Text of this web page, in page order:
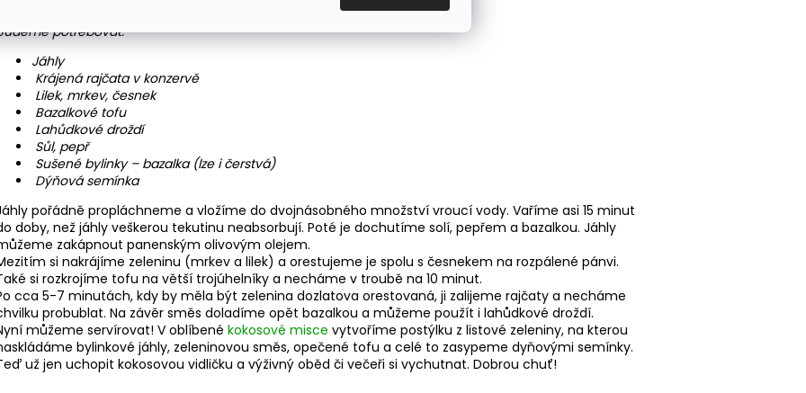
potřebovat:
Jáhly
Krájená rajčata v konzervě
Lilek, mrkev, česnek
Bazalkové tofu
Lahůdkové droždí
Sůl, pepř
Sušené bylinky – bazalka (lze i čerstvá)
Dýňová semínka
pořádně propláchneme a vložíme do dvojnásobného množství vroucí vody. Vaříme asi 15 minut
doby, než jáhly veškerou tekutinu neabsorbují. Poté je dochutíme solí, pepřem a bazalkou. Jáhly
zakápnout panenským olivovým olejem.
si nakrájíme zeleninu (mrkev a lilek) a orestujeme je spolu s česnekem na rozpálené pánvi.
si rozkrojíme tofu na větší trojúhelníky a necháme v troubě na 10 minut.
cca 5-7 minutách, kdy by měla být zelenina dozlatova orestovaná, ji zalijeme rajčaty a necháme
probublat. Na závěr směs doladíme opět bazalkou a můžeme použít i lahůdkové droždí.
můžeme servírovat! V oblíbené kokosové misce vytvoříme postýlku z listové zeleniny, na kterou
bylinkové jáhly, zeleninovou směs, opečené tofu a celé to zasypeme dyňovými semínky.
už jen uchopit kokosovou vidličku a výživný oběd či večeři si vychutnat. Dobrou chuť!